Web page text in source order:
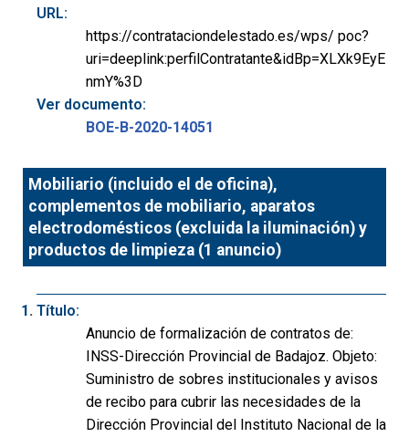
URL:
https://contrataciondelestado.es/wps/ poc?
uri=deeplink:perfilContratante&idBp=XLXk9EyE
nmY%3D
Ver documento:
BOE-B-2020-14051
Mobiliario (incluido el de oficina),
complementos de mobiliario, aparatos
electrodomésticos (excluida la iluminación) y
productos de limpieza (1 anuncio)
Título:
Anuncio de formalización de contratos de:
INSS-Dirección Provincial de Badajoz. Objeto:
Suministro de sobres institucionales y avisos
de recibo para cubrir las necesidades de la
Dirección Provincial del Instituto Nacional de la